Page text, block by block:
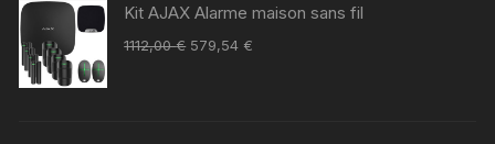
Kit AJAX Alarme maison sans fil
1112,00€ 579,54 €